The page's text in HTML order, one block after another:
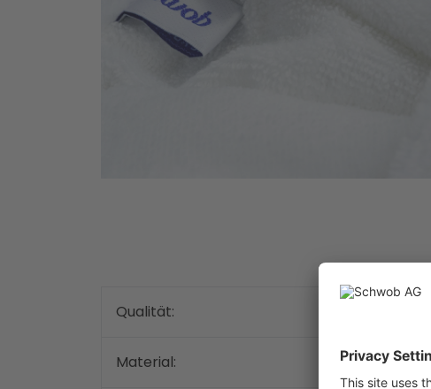
Qualität:
Material: